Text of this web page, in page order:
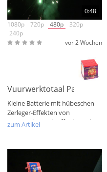
0:48
1080p
720p 480p
320p
240p
vor 2 Wochen
Vuurwerktotaal Party Cake 1
Kleine Batterie mit hübeschen
Zerleger-Effekten von
Vuurwerktotaal. Offenbar schon
zum Artikel